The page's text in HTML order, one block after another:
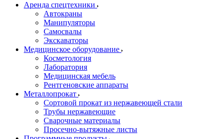
Аренда спецтехники
Автокраны
Манипуляторы
Самосвалы
Экскаваторы
Медицинское оборудование
Косметология
Лаборатория
Медицинская мебель
Рентгеновские аппараты
Металлопрокат
Сортовой прокат из нержавеющей стали
Трубы нержавеющие
Сварочные материалы
Просечно-вытяжные листы